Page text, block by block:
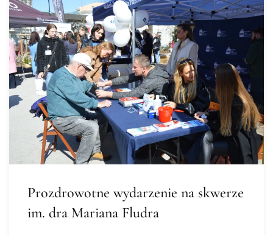
Prozdrowotne wydarzenie na skwerze
im. dra Mariana Fludra